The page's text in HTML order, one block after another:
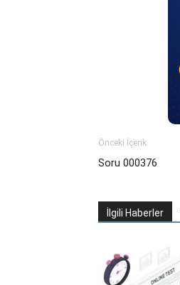
Önceki İçerik
Soru 000376
İlgili Haberler